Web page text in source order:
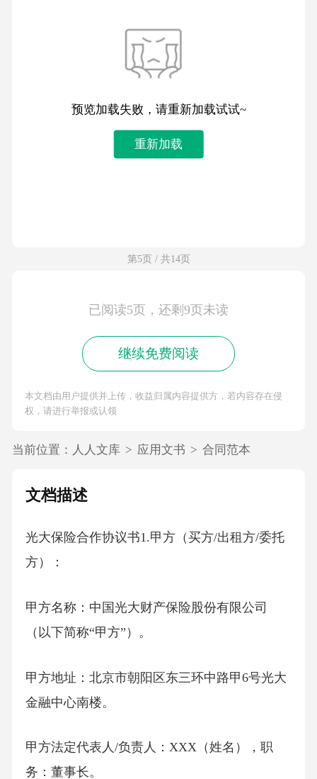
预览加载失败，请重新加载试试~
重新加载
第5页 / 共14页
已阅读5页，还剩9页未读
继续免费阅读
本文档由用户提供并上传，收益归属内容提供方，若内容存在侵
权，请进行举报或认领
当前位置： 人人文库 > 应用文书 > 合同范本
文档描述
光大保险合作协议书1.甲方（买方/出租方/委托
方）：
甲方名称：中国光大财产保险股份有限公司
（以下简称“甲方”）。
甲方地址：北京市朝阳区东三环中路甲6号光大
金融中心南楼。
甲方法定代表人/负责人：XXX（姓名），职
务：董事长。